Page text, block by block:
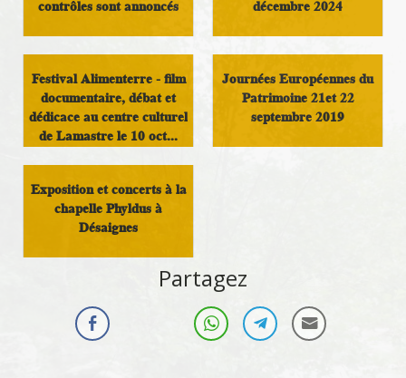
contrôles sont annoncés décembre 2024
Festival Alimenterre - film
documentaire, débat et
dédicace au centre culturel
de Lamastre le 10 oct...
Journées Européennes du
Patrimoine 21et 22
septembre 2019
Exposition et concerts à la
chapelle Phyldus à
Désaignes
Partagez